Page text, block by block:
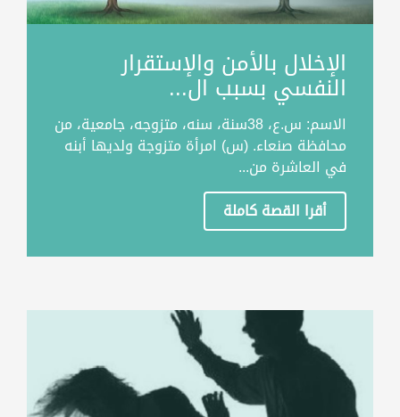
الإخلال بالأمن والإستقرار
النفسي بسبب ال...
الاسم: س.ع، 38سنة، سنه، متزوجه، جامعية، من
محافظة صنعاء. (س) امرأة متزوجة ولديها أبنه
في العاشرة من...
أقرا القصة كاملة